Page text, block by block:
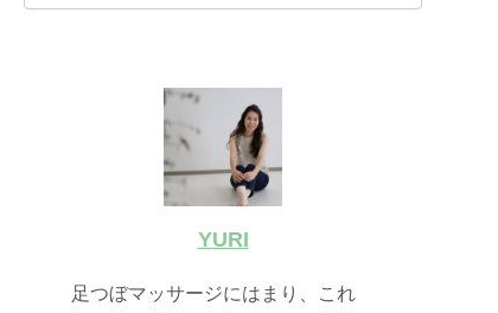
YURI
足つぼマッサージにはまり、これ